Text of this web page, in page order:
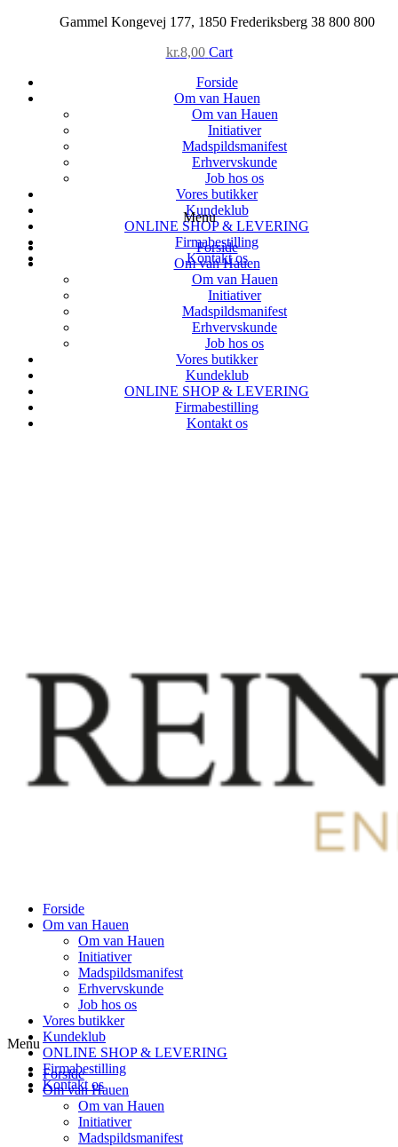
Gammel Kongevej 177, 1850 Frederiksberg 38 800 800
kr.8,00 Cart
Forside
Om van Hauen
Om van Hauen
Initiativer
Madspildsmanifest
Erhvervskunde
Job hos os
Vores butikker
Kundeklub
ONLINE SHOP & LEVERING
Firmabestilling
Kontakt os
Menu
Forside
Om van Hauen
Om van Hauen
Initiativer
Madspildsmanifest
Erhvervskunde
Job hos os
Vores butikker
Kundeklub
ONLINE SHOP & LEVERING
Firmabestilling
Kontakt os
Forside
Om van Hauen
Om van Hauen
Initiativer
Madspildsmanifest
Erhvervskunde
Job hos os
Vores butikker
Kundeklub
ONLINE SHOP & LEVERING
Firmabestilling
Kontakt os
Menu
Forside
Om van Hauen
Om van Hauen
Initiativer
Madspildsmanifest